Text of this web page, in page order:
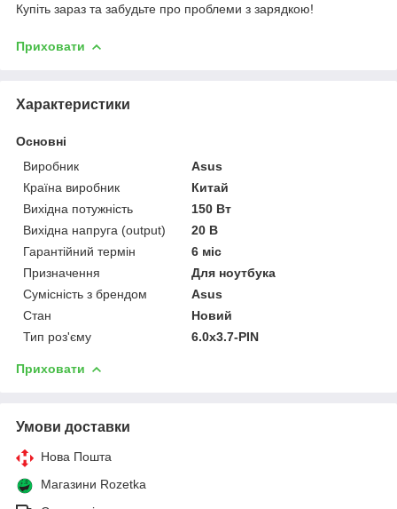
Купіть зараз та забудьте про проблеми з зарядкою!
Приховати
Характеристики
Основні
Виробник
Asus
Країна виробник
Китай
Вихідна потужність
150 Вт
Вихідна напруга (output)
20 В
Гарантійний термін
6 міс
Призначення
Для ноутбука
Сумісність з брендом
Asus
Стан
Новий
Тип роз'єму
6.0х3.7-PIN
Приховати
Умови доставки
Нова Пошта
Магазини Rozetka